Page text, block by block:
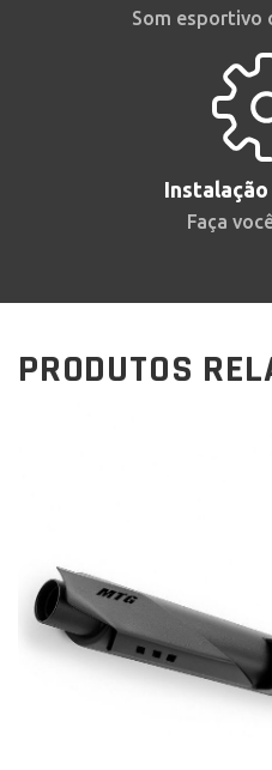
Som esportivo
Faça
PRODUTOS